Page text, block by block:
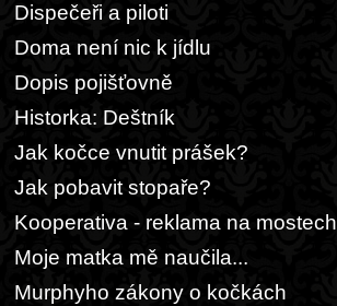
Dispečeři a piloti
Doma není nic k jídlu
Dopis pojišťovně
Historka: Deštník
Jak kočce vnutit prášek?
Jak pobavit stopaře?
Kooperativa - reklama na mostech
Moje matka mě naučila...
Murphyho zákony o kočkách